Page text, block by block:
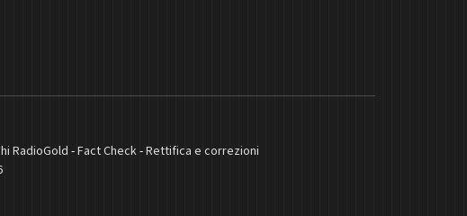
RadioGold -Fact Check-Rettifica e correzioni